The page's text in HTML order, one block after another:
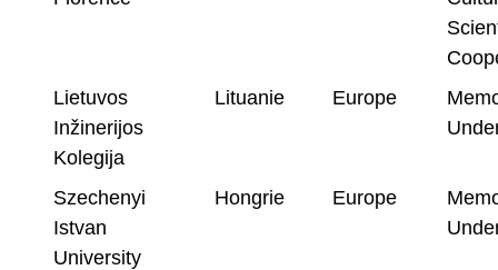
Lietuvos
Inžinerijos
Kolegija
Lituanie Europe
Szechenyi
Istvan
University
Hongrie Europe